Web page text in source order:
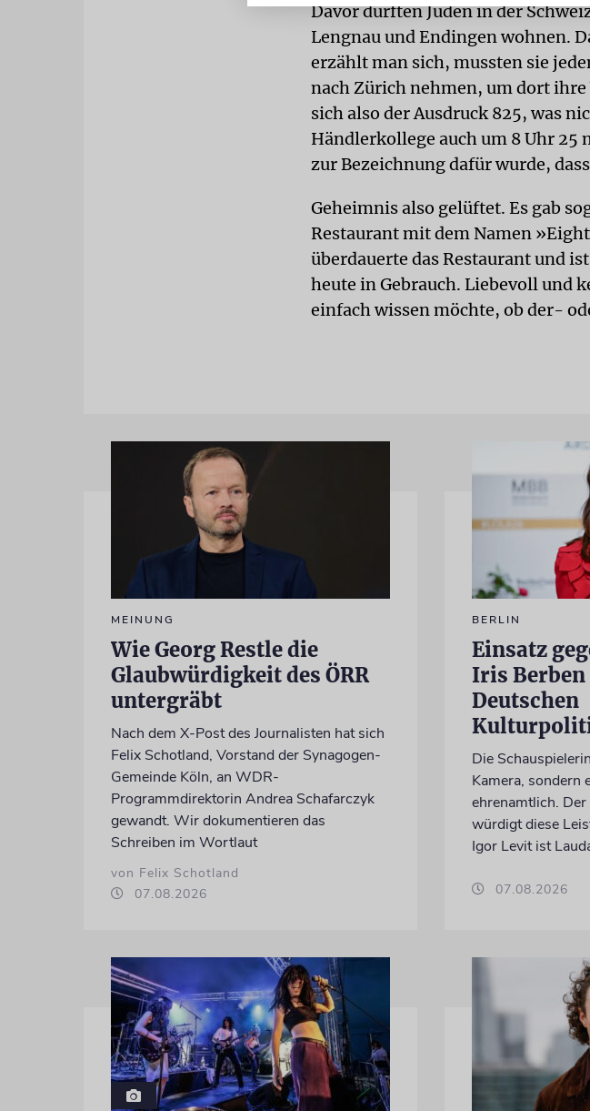
Davor durften Juden in der
Lengnau und Endingen wohnen.
erzählt man sich, mussten sie
nach Zürich nehmen, um dort
sich also der Ausdruck 825, was
Händlerkollege auch um 8 Uhr 25
zur Bezeichnung dafür wurde,
Geheimnis also gelüftet. Es gab
Restaurant mit dem Namen
überdauerte das Restaurant und
heute in Gebrauch. Liebevoll und
einfach wissen möchte, ob der-
MEINUNG
Wie Georg Restle die
Glaubwürdigkeit des ÖRR
untergräbt
Nach dem X-Post des Journalisten hat sich
Felix Schotland, Vorstand der Synagogen-
Gemeinde Köln, an WDR-
Programmdirektorin Andrea Schafarczyk
gewandt. Wir dokumentieren das
Schreiben im Wortlaut
von Felix Schotland
07.08.2026
BERLIN
Einsatz
Iris
Deutschen
Die
Kamera, sondern
ehrenamtlich.
würdigt diese
Igor Levit ist
07.08.2026